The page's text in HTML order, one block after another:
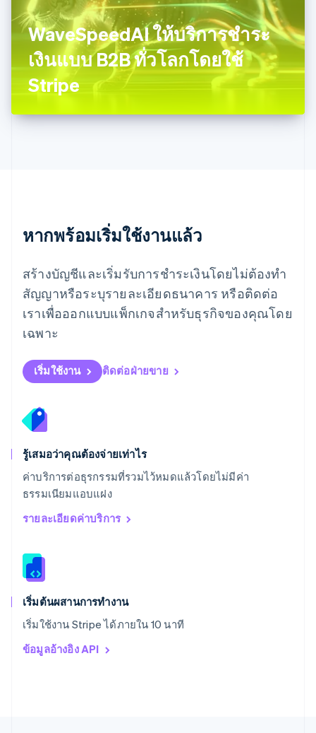
WaveSpeedAI ให้บริการชำระ
เงินแบบ B2B ทั่วโลกโดยใช้
Stripe
หากพร้อมเริ่มใช้งานแล้ว
สร้างบัญชีและเริ่มรับการชำระเงินโดยไม่ต้องทำ
สัญญาหรือระบุรายละเอียดธนาคาร หรือติดต่อ
เราเพื่อออกแบบแพ็กเกจสำหรับธุรกิจของคุณโดย
เฉพาะ
เริ่มใช้งาน ติดต่อฝ่ายขาย
รู้เสมอว่าคุณต้องจ่ายเท่าไร
ค่าบริการต่อธุรกรรมที่รวมไว้หมดแล้วโดยไม่มีค่า
ธรรมเนียมแอบแฝง
รายละเอียดค่าบริการ
เริ่มต้นผสานการทำงาน
เริ่มใช้งาน Stripe ได้ภายใน 10 นาที
ข้อมูลอ้างอิง API
มอลตา
English
มาเลเซีย
English 简体中文
เม็กซิโก
Español English
ยิบรอลตาร์
เยอรมนี
English
ลิกเตนสไตน์
ลิทัวเนีย
English
สเปน
EspañolEnglish
English
EnglishItaliano
สวิตเซอร์แลนด์
สวีเดน
Svenska
EnglishEspañol简体中文
สหรัฐอาหรับเอมิเรตส์
English
สหราชอาณาจักร
English
สิงคโปร์
ออสเตรเลีย
English
DeutschEnglish
อิตาลี
ItalianoEnglish